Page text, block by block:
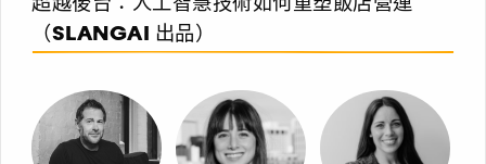
超越後台：人工智慧技術如何重塑飯店營運
（SLANGAI 出品）